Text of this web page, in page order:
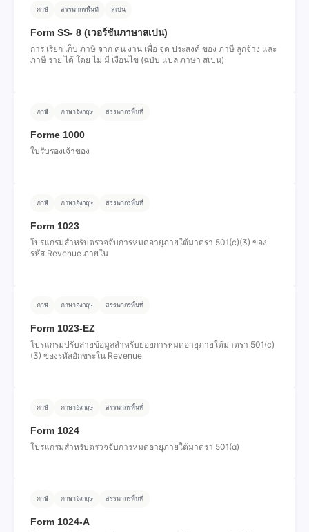
ภาษี สรรพากรพื้นที่ สเปน
Form SS- 8 (เวอร์ชันภาษาสเปน)
การ เรียก เก็บ ภาษี จาก คน งาน เพื่อ จุด ประสงค์ ของ ภาษี ลูกจ้าง และ
ภาษี ราย ได้ โดย ไม่ มี เงื่อนไข (ฉบับ แปล ภาษา สเปน)
ภาษี ภาษาอังกฤษ สรรพากรพื้นที่
Forme 1000
ใบรับรองเจ้าของ
ภาษี ภาษาอังกฤษ สรรพากรพื้นที่
Form 1023
โปรแกรมสําหรับตรวจจับการหมดอายุภายใต้มาตรา 501(c)(3) ของ
รหัส Revenue ภายใน
ภาษี ภาษาอังกฤษ สรรพากรพื้นที่
Form 1023-EZ
โปรแกรมปรับสายข้อมูลสําหรับย่อยการหมดอายุภายใต้มาตรา 501(c)
(3) ของรหัสอักขระใน Revenue
ภาษี ภาษาอังกฤษ สรรพากรพื้นที่
Form 1024
โปรแกรมสําหรับตรวจจับการหมดอายุภายใต้มาตรา 501(a)
ภาษี ภาษาอังกฤษ สรรพากรพื้นที่
Form 1024-A